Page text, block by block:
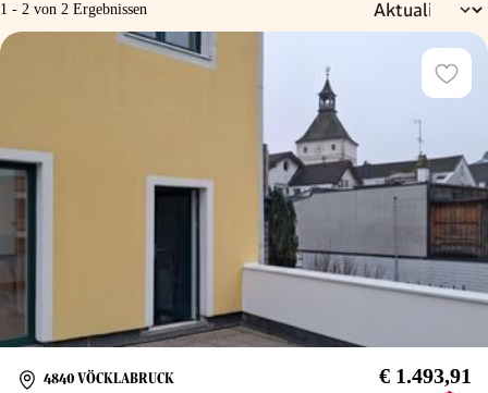
1 - 2 von 2 Ergebnissen
4840 VÖCKLABRUCK € 1.493,91